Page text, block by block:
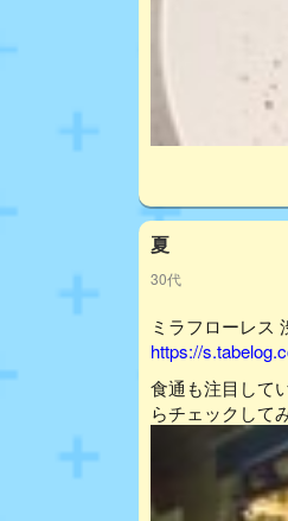
夏
30代
ミラフローレス
https://
食通も注目して
らチェックして